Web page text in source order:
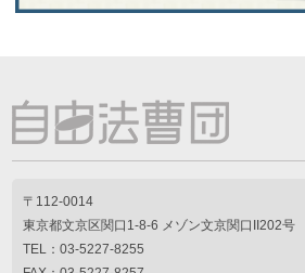
〒112-0014
東京都文京区関口1-8-6 メゾン文京関口II202号
TEL：03-5227-8255